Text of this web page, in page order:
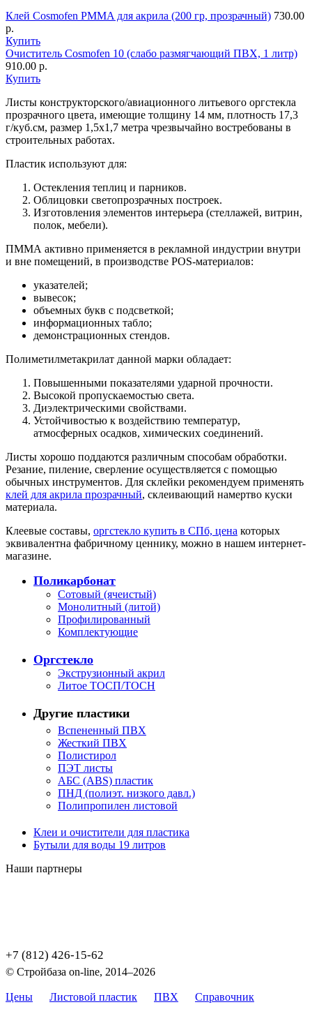
Клей Сosmofen PMMA для акрила (200 гр, прозрачный) 730.00
р.
Купить
Очиститель Cosmofen 10 (слабо размягчающий ПВХ, 1 литр)
910.00 р.
Купить
Листы конструкторского/авиационного литьевого оргстекла
прозрачного цвета, имеющие толщину 14 мм, плотность 17,3
г/куб.см, размер 1,5х1,7 метра чрезвычайно востребованы в
строительных работах.
Пластик используют для:
Остекления теплиц и парников.
Облицовки светопрозрачных построек.
Изготовления элементов интерьера (стеллажей, витрин,
полок, мебели).
ПММА активно применяется в рекламной индустрии внутри
и вне помещений, в производстве POS-материалов:
указателей;
вывесок;
объемных букв с подсветкой;
информационных табло;
демонстрационных стендов.
Полиметилметакрилат данной марки обладает:
Повышенными показателями ударной прочности.
Высокой пропускаемостью света.
Диэлектрическими свойствами.
Устойчивостью к воздействию температур,
атмосферных осадков, химических соединений.
Листы хорошо поддаются различным способам обработки.
Резание, пиление, сверление осуществляется с помощью
обычных инструментов. Для склейки рекомендуем применять
клей для акрила прозрачный, склеивающий намертво куски
материала.
Клеевые составы, оргстекло купить в СПб, цена которых
эквивалентна фабричному ценнику, можно в нашем интернет-
магазине.
Поликарбонат
Сотовый (ячеистый)
Монолитный (литой)
Профилированный
Комплектующие
Оргстекло
Экструзионный акрил
Литое ТОСП/ТОСН
Другие пластики
Вспененный ПВХ
Жесткий ПВХ
Полистирол
ПЭТ листы
АБС (ABS) пластик
ПНД (полиэт. низкого давл.)
Полипропилен листовой
Клеи и очистители для пластика
Бутыли для воды 19 литров
Наши партнеры
+7 (812) 426-15-62
© Стройбаза on-line, 2014–2026
Цены Листовой пластик ПВХ Справочник